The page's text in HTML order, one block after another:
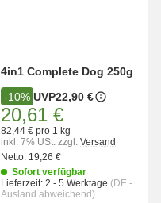
4in1 Complete Dog 250g
-10% UVP22,90 €
20,61 €
82,44 € pro 1 kg
inkl. 7% USt. zzgl. Versand
Netto: 19,26 €
Sofort verfügbar
Lieferzeit: 2 - 5 Werktage (DE -
Ausland abweichend)